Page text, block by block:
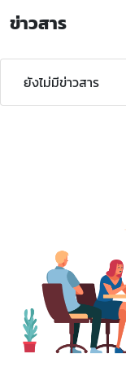
ข่าวสาร
ยังไม่มีข่าวสาร